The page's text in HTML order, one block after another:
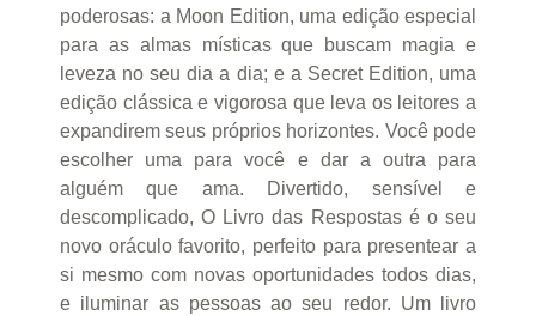
poderosas: a Moon Edition, uma edição especial
para as almas místicas que buscam magia e
leveza no seu dia a dia; e a Secret Edition, uma
edição clássica e vigorosa que leva os leitores a
expandirem seus próprios horizontes. Você pode
escolher uma para você e dar a outra para
alguém que ama. Divertido, sensível e
descomplicado, O Livro das Respostas é o seu
novo oráculo favorito, perfeito para presentear a
si mesmo com novas oportunidades todos dias,
e iluminar as pessoas ao seu redor. Um livro